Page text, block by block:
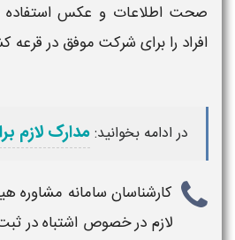
صحت اطلاعات و عکس استفاده
افراد را برای شرکت موفق در
در ادامه بخوانید:مدارک لازم
کارشناسان سامانه مشاوره
لازم در خصوص اشتباه در ثبت